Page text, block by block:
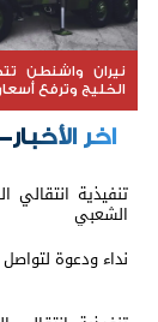
نيران واشنطن
الخليج وترفع
اخر الأخبار
تنفيذية انتقالي
الشعبي
نداء ودعوة